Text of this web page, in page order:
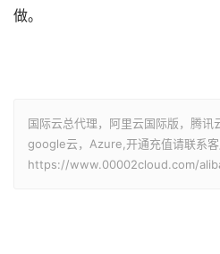
做。
国际云总代理，阿里云国际版，腾讯
google云，Azure,开通充值请联系
https://www.00002cloud.com/